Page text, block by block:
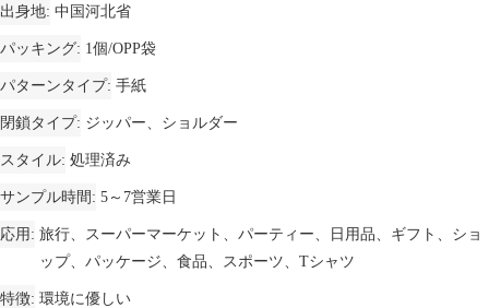
出身地 中国河北省
パッキング 1個/OPP袋
パターンタイプ 手紙
閉鎖タイプ ジッパー、ショルダー
スタイル 処理済み
サンプル時間 5～7営業日
応用
旅行、スーパーマーケット、パーティー、日用品、ギフト、ショ
ップ、パッケージ、食品、スポーツ、Tシャツ
特徴 環境に優しい